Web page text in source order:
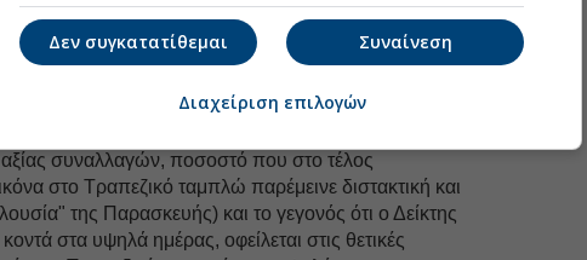
σε μετοχές μεσαίας και μικρότερης
παραπάνω ήταν αισθητά μικρότερα σε αριθμό, από
του χώρου.
η ένταση του trading σε ΔΕΗ και
έφθασαν να μονοπωλούν περισσότερο από
αξίας συναλλαγών, ποσοστό που στο τέλος
στο Τραπεζικό ταμπλώ παρέμεινε διστακτική και
της Παρασκευής) και το γεγονός ότι ο Δείκτης
στα υψηλά ημέρας, οφείλεται στις θετικές
Συναίνεση
Δεν συγκατατίθεμαι
Διαχείριση επιλογών